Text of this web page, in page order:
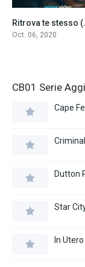
0
Oct. 06, 2020
CB01 Serie
Cape
Dutton
Star
In